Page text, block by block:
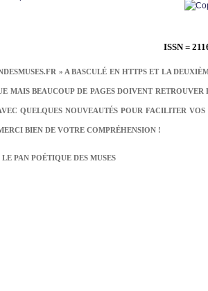
ISSN =
» A BASCULÉ EN HTTPS ET LA
MAIS BEAUCOUP DE PAGES DOIVENT
QUELQUES NOUVEAUTÉS POUR FACILITER
BIEN DE VOTRE COMPRÉHENSION !
LE PAN POÉTIQUE DES MUSES